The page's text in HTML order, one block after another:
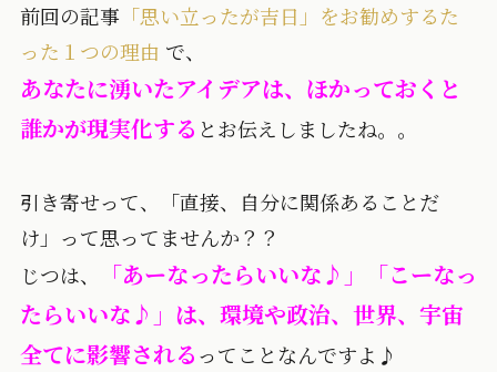
前回の記事「思い立ったが吉日」をお勧めするた
った１つの理由 で、
あなたに湧いたアイデアは、ほかっておくと
誰かが現実化する とお伝えしましたね。。
引き寄せって、「直接、自分に関係あることだ
け」って思ってませんか？？
じつは、
「あーなったらいいな♪」「こーなっ
たらいいな♪」は、環境や政治、世界、宇宙
全てに影響されるってことなんですよ♪